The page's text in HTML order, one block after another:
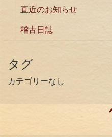
直近のお知らせ
稽古日誌
タグ
カテゴリーなし